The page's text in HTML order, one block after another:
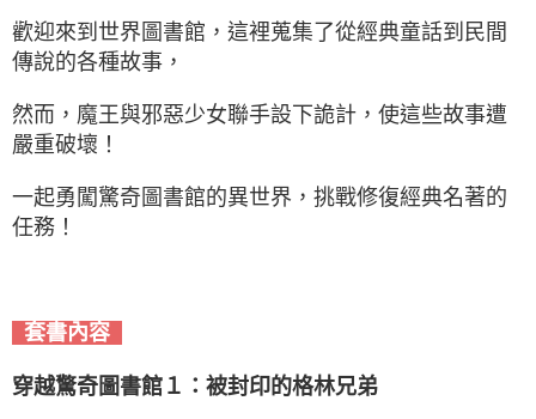
歡迎來到世界圖書館，這裡蒐集了從經典童話到民間
傳說的各種故事，
然而，魔王與邪惡少女聯手設下詭計，使這些故事遭
嚴重破壞！
一起勇闖驚奇圖書館的異世界，挑戰修復經典名著的
任務！
套書內容
穿越驚奇圖書館１：被封印的格林兄弟